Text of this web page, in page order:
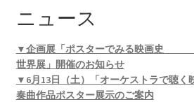
ニュース
▼企画展「ポスターでみる映画
世界展」開催のお知らせ
▼6月13日（土）「オーケストラで聴く
奏曲作品ポスター展示のご案内